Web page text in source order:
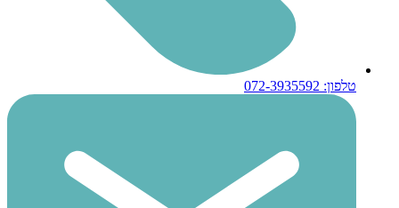
טלפון: 072-3935592